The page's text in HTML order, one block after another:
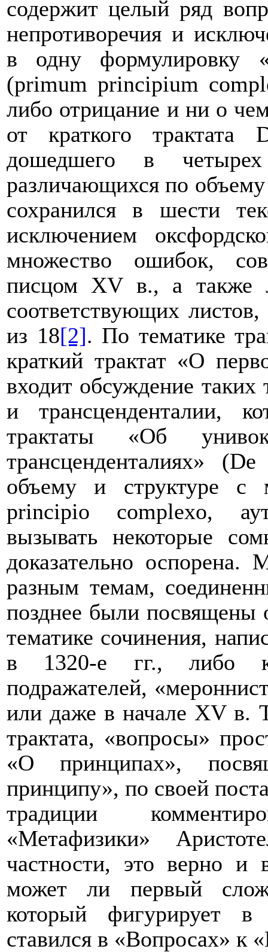
содержит целый ряд
непротиворечия и
в одну формулировку
(primum principium
либо отрицание и ни о
от краткого трактата
дошедшего в
различающихся по
сохранился в шести
исключением
множество ошибок,
писцом XVв., а также
соответствующих
из 18[2]. По тематике
краткий трактат «О
входит обсуждение таких
и трансценденталии,
трактаты «Об
трансценденталиях» (De
объему и структуре с
principio
complexo,
вызывать некоторые
доказательно
разным темам,
позднее были посвящены
тематике сочинения,
в 1320-е гг., либо
подражателей,
или даже в начале XVв.
трактата, «вопросы»
«О принципах»,
принципу», по своей
традиции
«Метафизики»
частности, это верно и
может ли первый
который фигурирует
ставился в «Вопросах» к